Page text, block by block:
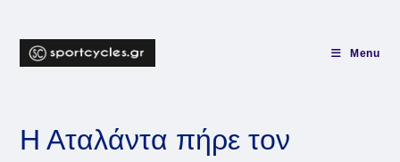
content
Menu
Η Αταλάντα πήρε τον